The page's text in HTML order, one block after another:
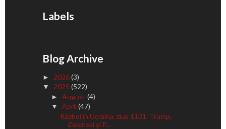
Labels
Blog Archive
► 2026(3)
▼ 2025 (522)
► August (4)
▼ April (47)
Război în Ucraina, ziua 1131. Trump,
Zelenski și P...